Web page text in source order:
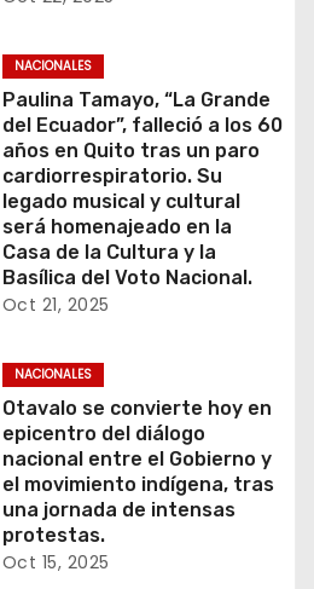
NACIONALES
Paulina Tamayo, “La Grande
del Ecuador”, falleció a los 60
años en Quito tras un paro
cardiorrespiratorio. Su
legado musical y cultural
será homenajeado en la
Casa de la Cultura y la
Basílica del Voto Nacional.
Oct 21, 2025
NACIONALES
Otavalo se convierte hoy en
epicentro del diálogo
nacional entre el Gobierno y
el movimiento indígena, tras
una jornada de intensas
protestas.
Oct 15, 2025